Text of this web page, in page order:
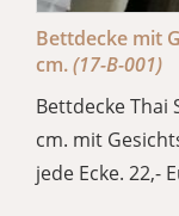
Bettdecke mit
cm.(17-B-001)
Bettdecke Thai
cm. mit
jede